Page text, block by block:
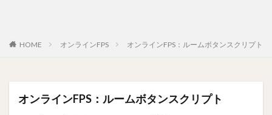
HOME オンラインFPS オンラインFPS：ルームボタンスクリプト
オンラインFPS：ルームボタンスクリプト